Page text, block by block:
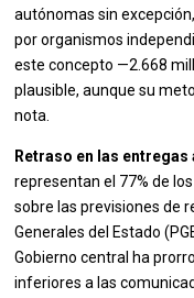
autónomas sin
por organismos
este concepto —2.668
plausible, aunque su
nota.
Retraso en las entregas
representan el 77% de
sobre las previsiones de
Generales del Estado
Gobierno central ha
inferiores a las